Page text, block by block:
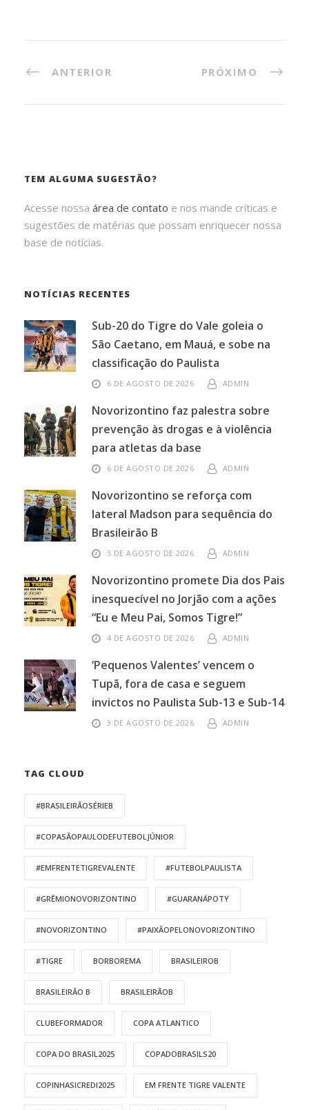
ANTERIOR PRÓXIMO
TEM ALGUMA SUGESTÃO?
Acesse nossa área de contato e nos mande críticas e
sugestões de matérias que possam enriquecer nossa
base de notícias.
NOTÍCIAS RECENTES
Sub-20 do Tigre do Vale goleia o
São Caetano, em Mauá, e sobe na
classificação do Paulista
6 DE AGOSTO DE 2026 ADMIN
Novorizontino faz palestra sobre
prevenção às drogas e à violência
para atletas da base
6 DE AGOSTO DE 2026 ADMIN
Novorizontino se reforça com
lateral Madson para sequência do
Brasileirão B
5 DE AGOSTO DE 2026 ADMIN
Novorizontino promete Dia dos Pais
inesquecível no Jorjão com a ações
“Eu e Meu Pai, Somos Tigre!”
4 DE AGOSTO DE 2026 ADMIN
‘Pequenos Valentes’ vencem o
Tupã, fora de casa e seguem
invictos no Paulista Sub-13 e Sub-14
3 DE AGOSTO DE 2026 ADMIN
TAG CLOUD
#BRASILEIRÃOSÉRIEB
#COPASÃOPAULODEFUTEBOLJÚNIOR
#EMFRENTETIGREVALENTE #FUTEBOLPAULISTA
#GRÊMIONOVORIZONTINO #GUARANÁPOTY
#NOVORIZONTINO #PAIXÃOPELONOVORIZONTINO
#TIGRE BORBOREMA BRASILEIROB
BRASILEIRÃO B BRASILEIRÃOB
CLUBEFORMADOR COPA ATLANTICO
COPA DO BRASIL2025 COPADOBRASILS20
COPINHASICREDI2025 EM FRENTE TIGRE VALENTE